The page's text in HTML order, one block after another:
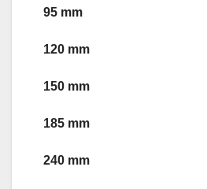
95 mm
120 mm
150 mm
185 mm
240 mm